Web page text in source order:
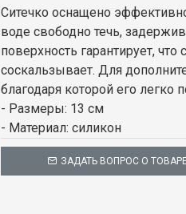
ЗАДАТЬ ВОПРОС О
Ситечко оснащено
воде свободно течь,
поверхность гарантирует,
соскальзывает. Для
благодаря которой его легко
- Размеры: 13 см
- Материал: силикон